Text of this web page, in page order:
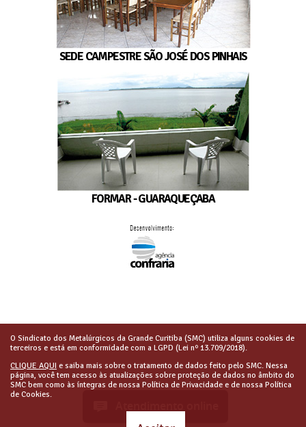
SEDE CAMPESTRE SÃO JOSÉ DOS PINHAIS
FORMAR - GUARAQUEÇABA
O Sindicato dos Metalúrgicos da Grande Curitiba (SMC) utiliza alguns cookies de
terceiros e está em conformidade com a LGPD (Lei nº 13.709/2018).
CLIQUE AQUI e saiba mais sobre o tratamento de dados feito pelo SMC. Nessa
página, você tem acesso às atualizações sobre proteção de dados no âmbito do
SMC bem como às íntegras de nossa Política de Privacidade e de nossa Política
de Cookies.